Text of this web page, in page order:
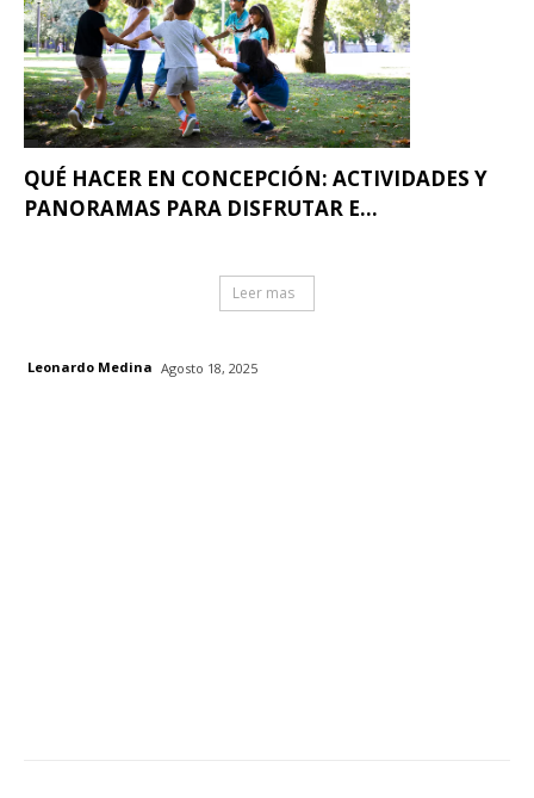
QUÉ HACER EN CONCEPCIÓN: ACTIVIDADES Y
PANORAMAS PARA DISFRUTAR E...
Leer mas
Leonardo Medina Agosto 18, 2025